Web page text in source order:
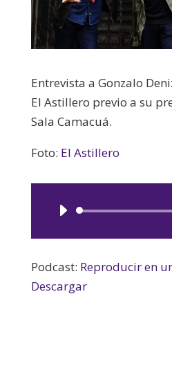
Entrevista a Gonzalo
El Astillero previo a su
Sala Camacuá.
Foto: El Astillero
Podcast: Reproducir en
Descargar